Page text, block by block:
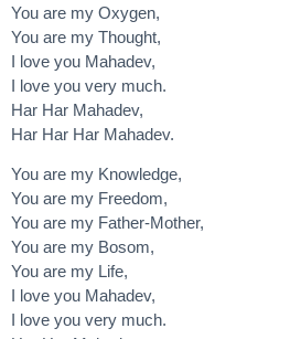
You are my Oxygen,
You are my Thought,
I love you Mahadev,
I love you very much.
Har Har Mahadev,
Har Har Har Mahadev.
You are my Knowledge,
You are my Freedom,
You are my Father-Mother,
You are my Bosom,
You are my Life,
I love you Mahadev,
I love you very much.